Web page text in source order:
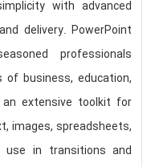
with advanced
delivery. PowerPoint
professionals
business, education,
extensive toolkit for
images, spreadsheets,
use in transitions and